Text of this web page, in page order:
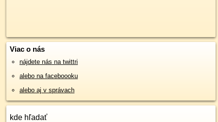
Viac o nás
nájdete nás na twittri
alebo na faceboooku
alebo aj v správach
kde hľadať